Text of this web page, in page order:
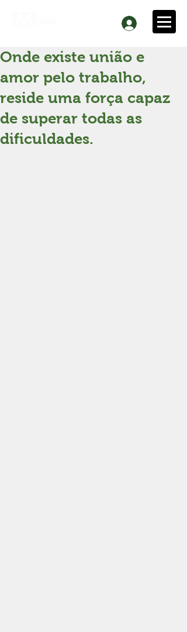
Onde existe união e
amor pelo trabalho,
reside uma força capaz
de superar todas as
dificuldades.